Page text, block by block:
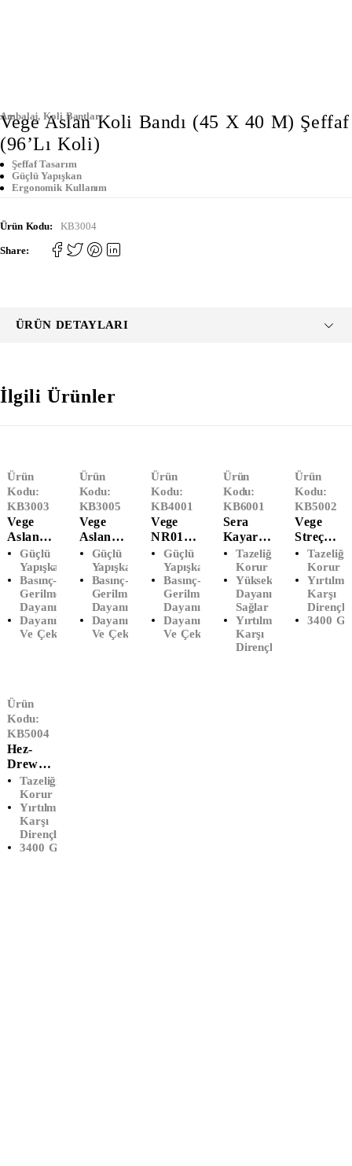
Ambalaj,Koli Bantları
Vege Aslan Koli Bandı (45 X 40 M) Şeffaf
(96’lı Koli)
Şeffaf Tasarım
Güçlü Yapışkan
Ergonomik Kullanım
Ürün Kodu: KB3004
Share:
ÜRÜN DETAYLARI
İlgili Ürünler
Ürün
Kodu:
KB3003
Vege
Aslan
Koli
Bandı
(45 X 40
M)
Şeffaf
Güçlü
Yapışkan
Basınç-
Gerilmeye
Dayanıklı
Dayanıklıdır
Ve Çekmez
Ürün
Kodu:
KB3005
Vege
Aslan
Koli
Bandı
(45 X
100 M)
Şeffaf
Güçlü
Yapışkan
Basınç-
Gerilmeye
Dayanıklı
Dayanıklıdır
Ve Çekmez
Ürün
Kodu:
KB4001
Vege
NR01
Koli
Bandı
(45 X
800 M)
Makina
Kullanı
Mı İçin
Güçlü
Yapışkan
Basınç-
Gerilmeye
Dayanıklı
Dayanıklıdır
Ve Çekmez
Ürün
Kodu:
KB6001
Sera
Kayar
Bıçaklı
Streç
Film (30
Cm X
300
Metre)
Tazeliği
Korur
Yüksek
Dayanıklılık
Sağlar
Yırtılmaya
Karşı
Dirençli
Ürün
Kodu:
KB5002
Vege
Streç
Film (50
Cm X
300
Metre)
(23
Mikron)
Tazeliği
Korur
Karşı
Dirençli
3400 Gr
Ürün
Kodu:
KB5004
Hez-
Drew
Streç
Film (50
Cm X
300
Metre)
(23
Tazeliği
Korur
Yırtılmaya
Karşı
Dirençli
3400 Gr